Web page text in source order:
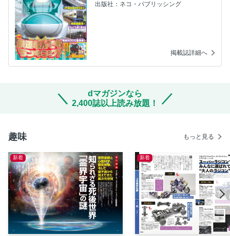
出版社：ネコ・パブリッシング
掲載誌詳細へ
dマガジンなら
2,400誌以上読み放題！
趣味 もっと見る
新着 新着